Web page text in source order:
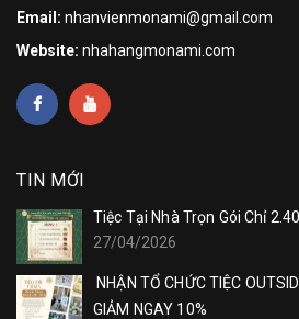
Email: nhanvienmonami@gmail.com
Website: nhahangmonami.com
TIN MỚI
Tiệc Tại Nhà Trọn Gói Chỉ
27/04/2026
NHẬN TỔ CHỨC TIỆC
GIẢM NGAY 10%